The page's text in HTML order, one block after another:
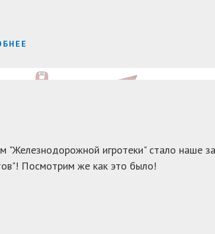
игротеки" стало наше
Посмотрим же как это было!